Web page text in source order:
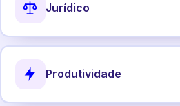
Jurídico
Produtividade